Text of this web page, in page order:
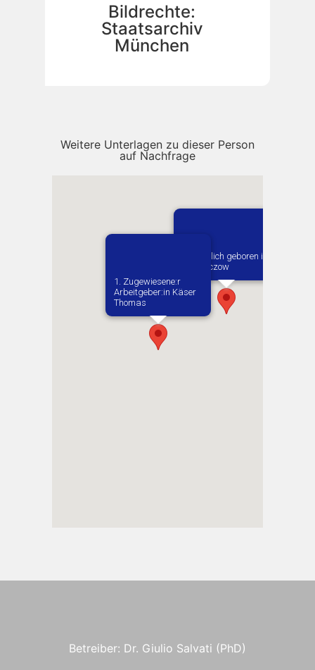
Bildrechte:
Staatsarchiv
München
Weitere Unterlagen zu dieser Person
auf Nachfrage
Vermutlich geboren in
Gowarczow
1. Zugewiesene:r
Arbeitgeber:in​ Käser
Thomas
Betreiber: Dr. Giulio Salvati (PhD)